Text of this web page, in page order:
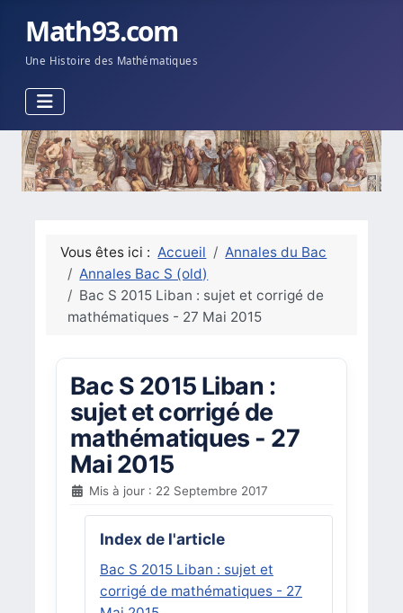
Math93.com
Une Histoire des Mathématiques
Vous êtes ici : Accueil
Annales du Bac
Annales Bac S (old)
Bac S 2015 Liban : sujet et corrigé de
mathématiques - 27 Mai 2015
Bac S 2015 Liban :
sujet et corrigé de
mathématiques - 27
Mai 2015
Mis à jour : 22 Septembre 2017
Index de l'article
Bac S 2015 Liban : sujet et
corrigé de mathématiques - 27